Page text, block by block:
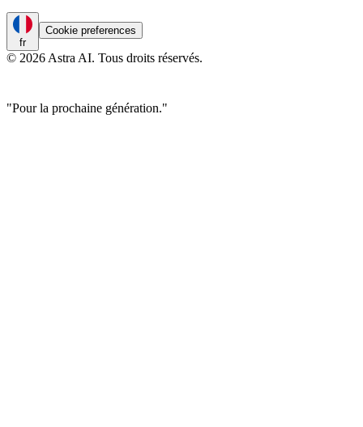
fr
Cookie preferences
© 2026 Astra AI. Tous droits réservés.
"Pour la prochaine génération."